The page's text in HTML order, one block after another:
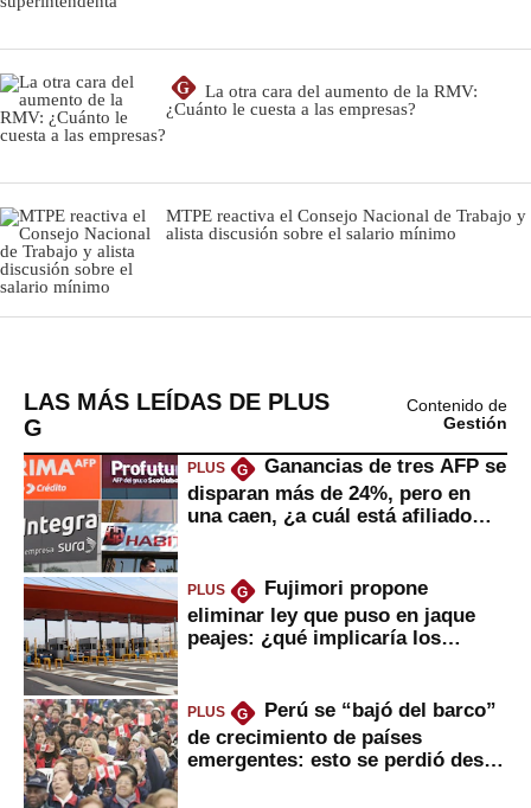
LAS MÁS LEÍDAS DE PLUS
G
Contenido de
Gestión
PLUS G
Ganancias de tres AFP se
disparan más de 24%, pero en
una caen, ¿a cuál está afiliado
PLUS G
Fujimori propone
eliminar ley que puso en jaque
peajes: ¿qué implicaría los
PLUS G
Perú se “bajó del barco”
de crecimiento de países
emergentes: esto se perdió desde